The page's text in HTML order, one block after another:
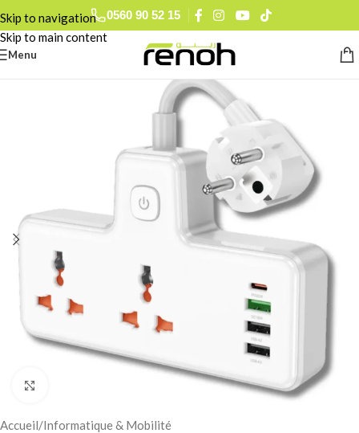
Skip to navigation
Skip to main content
0560 90 52 15
Menu
Accueil/Informatique & Mobilité